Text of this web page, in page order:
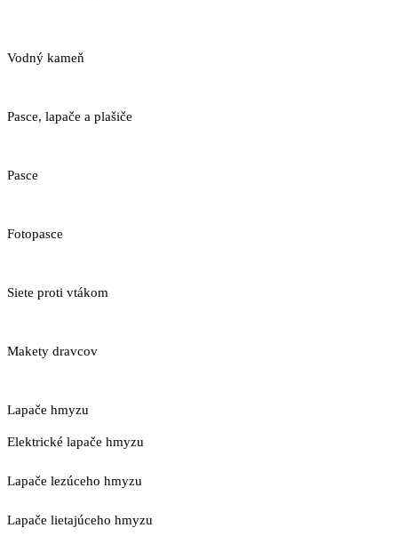
Vodný kameň
Pasce, lapače a plašiče
Pasce
Fotopasce
Siete proti vtákom
Makety dravcov
Lapače hmyzu
Elektrické lapače hmyzu
Lapače lezúceho hmyzu
Lapače lietajúceho hmyzu